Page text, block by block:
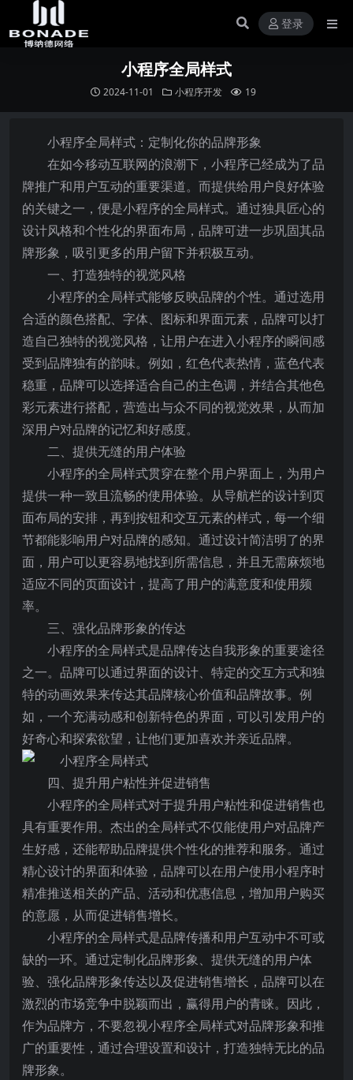
登录
小程序全局样式
2024-11-01 小程序开发 19
小程序全局样式：定制化你的品牌形象
在如今移动互联网的浪潮下，小程序已经成为了品
牌推广和用户互动的重要渠道。而提供给用户良好体验
的关键之一，便是小程序的全局样式。通过独具匠心的
设计风格和个性化的界面布局，品牌可进一步巩固其品
牌形象，吸引更多的用户留下并积极互动。
一、打造独特的视觉风格
小程序的全局样式能够反映品牌的个性。通过选用
合适的颜色搭配、字体、图标和界面元素，品牌可以打
造自己独特的视觉风格，让用户在进入小程序的瞬间感
受到品牌独有的韵味。例如，红色代表热情，蓝色代表
稳重，品牌可以选择适合自己的主色调，并结合其他色
彩元素进行搭配，营造出与众不同的视觉效果，从而加
深用户对品牌的记忆和好感度。
二、提供无缝的用户体验
小程序的全局样式贯穿在整个用户界面上，为用户
提供一种一致且流畅的使用体验。从导航栏的设计到页
面布局的安排，再到按钮和交互元素的样式，每一个细
节都能影响用户对品牌的感知。通过设计简洁明了的界
面，用户可以更容易地找到所需信息，并且无需麻烦地
适应不同的页面设计，提高了用户的满意度和使用频
率。
三、强化品牌形象的传达
小程序的全局样式是品牌传达自我形象的重要途径
之一。品牌可以通过界面的设计、特定的交互方式和独
特的动画效果来传达其品牌核心价值和品牌故事。例
如，一个充满动感和创新特色的界面，可以引发用户的
好奇心和探索欲望，让他们更加喜欢并亲近品牌。
四、提升用户粘性并促进销售
小程序的全局样式对于提升用户粘性和促进销售也
具有重要作用。杰出的全局样式不仅能使用户对品牌产
生好感，还能帮助品牌提供个性化的推荐和服务。通过
精心设计的界面和体验，品牌可以在用户使用小程序时
精准推送相关的产品、活动和优惠信息，增加用户购买
的意愿，从而促进销售增长。
小程序的全局样式是品牌传播和用户互动中不可或
缺的一环。通过定制化品牌形象、提供无缝的用户体
验、强化品牌形象传达以及促进销售增长，品牌可以在
激烈的市场竞争中脱颖而出，赢得用户的青睐。因此，
作为品牌方，不要忽视小程序全局样式对品牌形象和推
广的重要性，通过合理设置和设计，打造独特无比的品
牌形象。